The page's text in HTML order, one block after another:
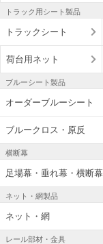
トラック用シート製品
トラックシート
荷台用ネット
ブルーシート製品
オーダーブルーシート
ブルークロス・原反
横断幕
足場幕・垂れ幕・横断幕
ネット・網製品
ネット・網
レール部材・金具